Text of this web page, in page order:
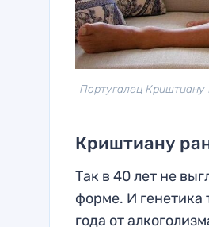
Португалец Криштиану
Криштиану
Так в 40 лет не
форме. И генетика
года от